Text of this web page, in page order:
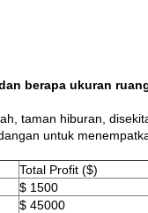
berapa ukuran
taman hiburan,
untuk
Total Profit ($)
$ 1500
$ 45000